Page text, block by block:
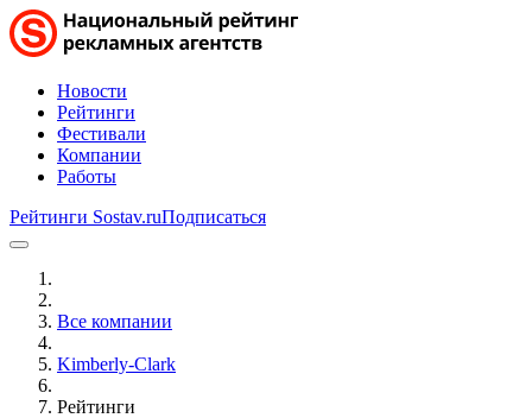
Новости
Рейтинги
Фестивали
Компании
Работы
Рейтинги Sostav.ruПодписаться
Все компании
Kimberly-Clark
Рейтинги